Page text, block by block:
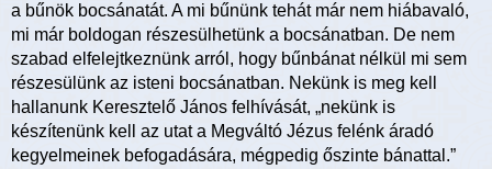
a bűnök bocsánatát. A mi bűnünk tehát már nem hiábavaló,
mi már boldogan részesülhetünk a bocsánatban. De nem
szabad elfelejtkeznünk arról, hogy bűnbánat nélkül mi sem
részesülünk az isteni bocsánatban. Nekünk is meg kell
hallanunk Keresztelő János felhívását, „nekünk is
készítenünk kell az utat a Megváltó Jézus felénk áradó
kegyelmeinek befogadására, mégpedig őszinte bánattal.”